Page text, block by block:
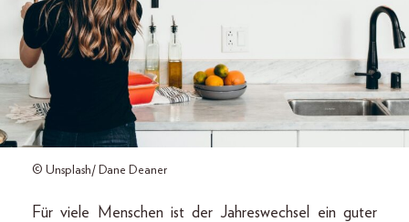
© Unsplash/ Dane Deaner
Für viele Menschen ist der Jahreswechsel ein guter